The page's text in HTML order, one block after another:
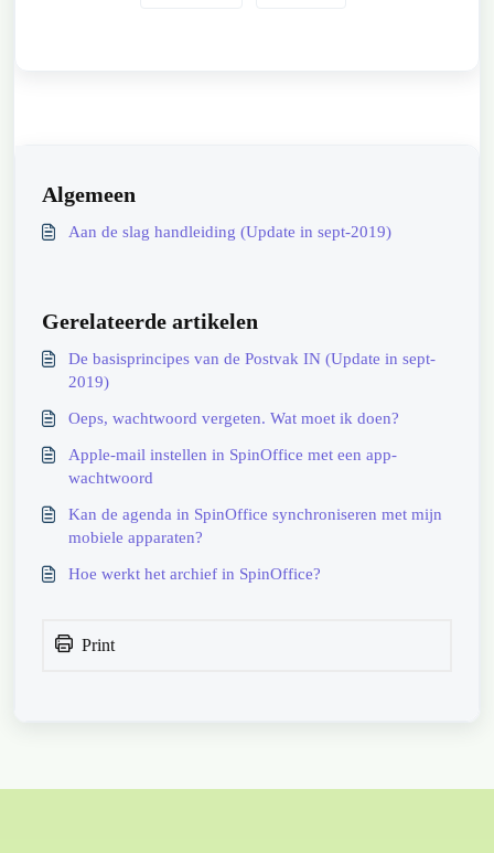
Algemeen
Aan de slag handleiding (Update in sept-2019)
Gerelateerde artikelen
De basisprincipes van de Postvak IN (Update in sept-
2019)
Oeps, wachtwoord vergeten. Wat moet ik doen?
Apple-mail instellen in SpinOffice met een app-
wachtwoord
Kan de agenda in SpinOffice synchroniseren met mijn
mobiele apparaten?
Hoe werkt het archief in SpinOffice?
Print